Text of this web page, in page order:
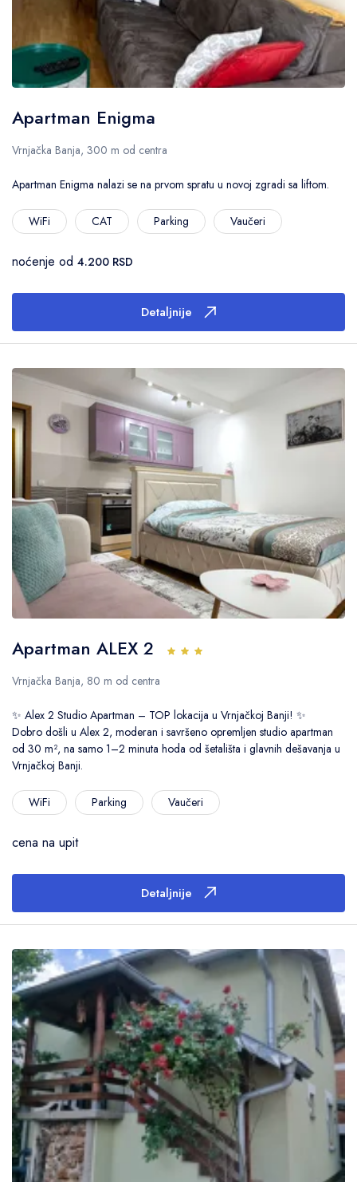
Apartman Enigma
Vrnjačka Banja, 300 m od centra
Apartman Enigma nalazi se na prvom spratu u novoj zgradi sa liftom.
WiFi CAT Parking Vaučeri
noćenje od 4.200 RSD
Detaljnije
Apartman ALEX 2
Vrnjačka Banja, 80 m od centra
✨ Alex 2 Studio Apartman – TOP lokacija u Vrnjačkoj Banji! ✨
Dobro došli u Alex 2, moderan i savršeno opremljen studio apartman
od 30 m², na samo 1–2 minuta hoda od šetališta i glavnih dešavanja u
Vrnjačkoj Banji.
WiFi Parking Vaučeri
cena na upit
Detaljnije